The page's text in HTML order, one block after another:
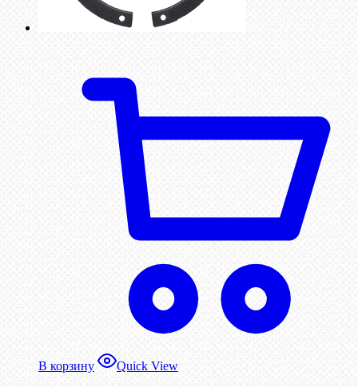
В корзину Quick View